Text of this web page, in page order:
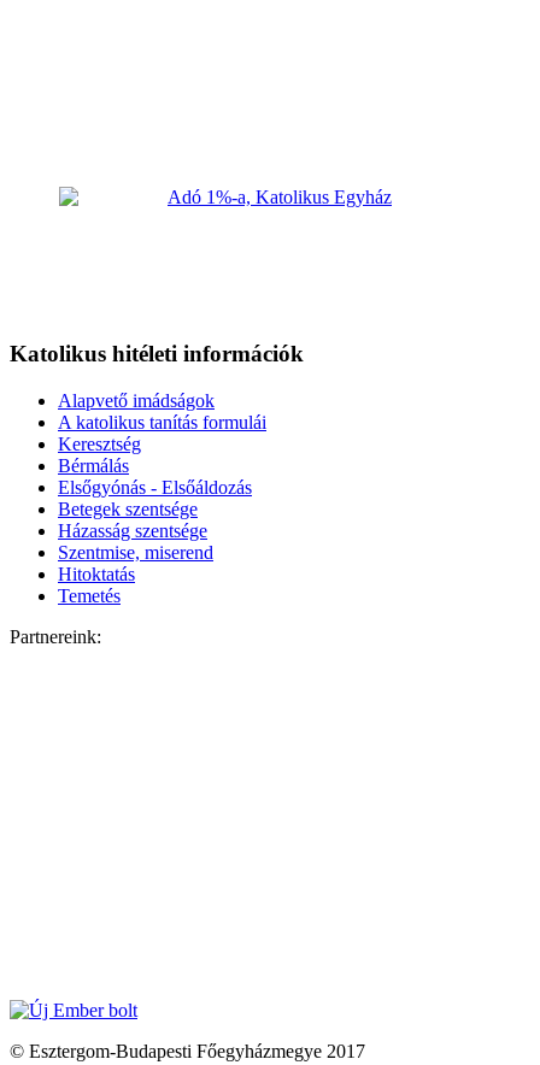
Katolikus hitéleti információk
Alapvető imádságok
A katolikus tanítás formulái
Keresztség
Bérmálás
Elsőgyónás - Elsőáldozás
Betegek szentsége
Házasság szentsége
Szentmise, miserend
Hitoktatás
Temetés
Partnereink:
© Esztergom-Budapesti Főegyházmegye 2017